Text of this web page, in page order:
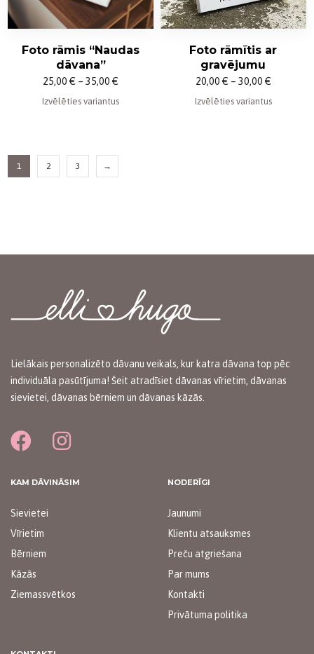
Foto rāmis “Naudas
dāvana”
25,00€ – 35,00€
35,00 €
Izvēlēties variantus
Foto rāmītis ar
gravējumu
20,00 € – 30,00 €
Izvēlēties variantus
1 2 3 →
Lielākais personalizēto dāvanu veikals, kur katra dāvana top pēc
individuāla pasūtījuma! Šeit atradīsiet dāvanas vīrietim, dāvanas
sievietei, dāvanas bērniem un dāvanas kāzās.
KAM DĀVINĀSIM
Sievietei
Vīrietim
Bērniem
Kāzās
Ziemassvētkos
NODERĪGI
Jaunumi
Klientu atsauksmes
Preču atgriešana
Par mums
Kontakti
Privātuma politika